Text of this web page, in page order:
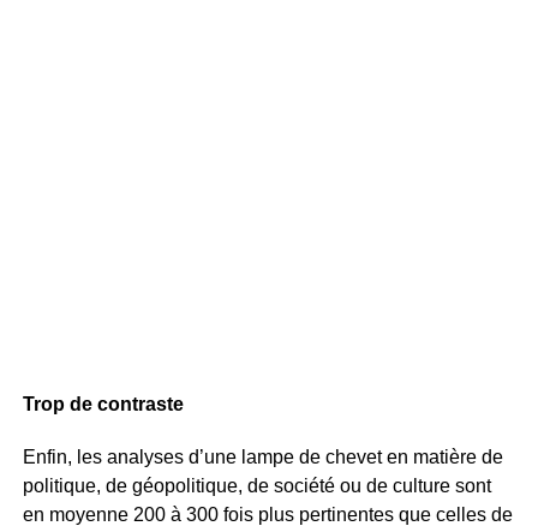
Trop de contraste
Enfin, les analyses d’une lampe de chevet en matière de
politique, de géopolitique, de société ou de culture sont
en moyenne 200 à 300 fois plus pertinentes que celles de